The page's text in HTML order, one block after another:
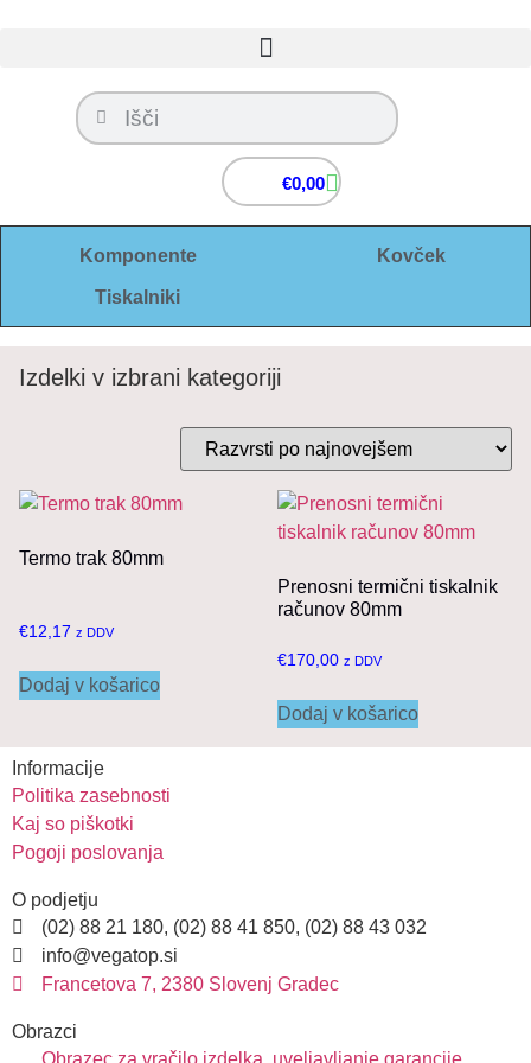
€0,00
Komponente Kovček
Tiskalniki
Izdelki v izbrani kategoriji
Termo trak 80mm
€12,17 z DDV
Dodaj v košarico
Prenosni termični tiskalnik
računov 80mm
€170,00 z DDV
Dodaj v košarico
Informacije
Politika zasebnosti
Kaj so piškotki
Pogoji poslovanja
O podjetju
(02) 88 21 180, (02) 88 41 850, (02) 88 43 032
info@vegatop.si
Francetova 7, 2380 Slovenj Gradec
Obrazci
Obrazec za vračilo izdelka, uveljavljanje garancije,